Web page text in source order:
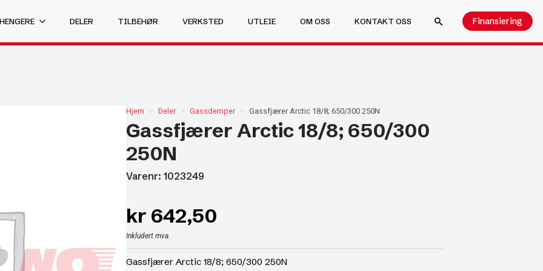
DELER TILBEHØR VERKSTED UTLEIE OM OSS
KONTAKT OSS
Finansiering
Hjem Deler Gassdemper Gassfjærer Arctic 18/8; 650/300 250N
Gassfjærer Arctic 18/8; 650/300
250N
Varenr: 1023249
kr 642,50
Inkludert mva.
Gassfjærer Arctic 18/8; 650/300 250N